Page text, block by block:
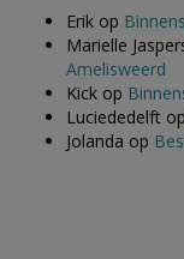
Erik op
Marielle
Amelisweerd
Kick op
Luciededelft op
Jolanda op